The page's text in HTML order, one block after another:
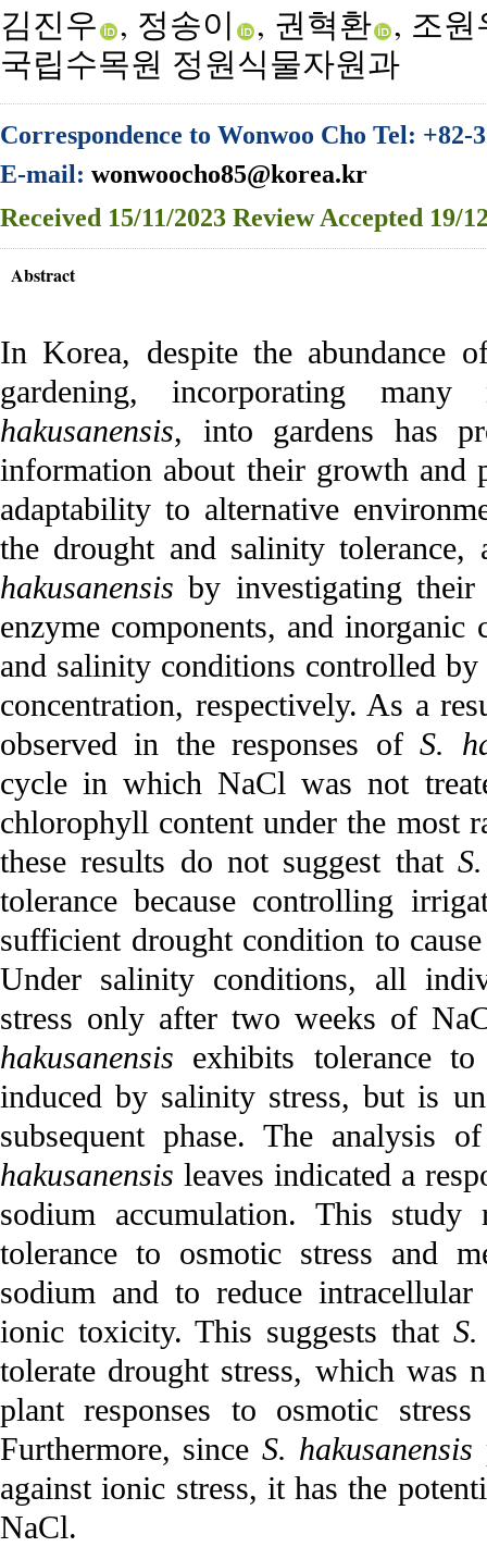
김진우 , 정송이 , 권혁환 , 조
국립수목원 정원식물자원과
Correspondence to Wonwoo Cho Tel: +82-
E-mail: wonwoocho85@korea.kr
Received 15/11/2023 Review Accepted 19/
Abstract
In Korea, despite the abundance
gardening, incorporating
hakusanensis, into gardens has
information about their growth and
adaptability to alternative
the drought and salinity
hakusanensis by investigating
enzyme components, and
and salinity conditions controlled
concentration, respectively. As a
observed in the responses ofS.
cycle in which NaCl was not
chlorophyll content under the most
these results do not suggest that
tolerance because controlling
sufficient drought condition to
Under salinity conditions, all
stress only after two weeks of
hakusanensis exhibits tolerance
induced by salinity stress, but is
subsequent phase. The analysis
hakusanensis leaves indicated a
sodium accumulation. This
tolerance to osmotic stress and
sodium and to reduce
ionic toxicity. This suggests that
tolerate drought stress, which was
plant responses to osmotic
Furthermore, since S. hakusanensis
against ionic stress, it has the
NaCl.